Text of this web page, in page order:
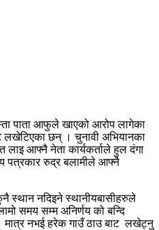
पाता आफुले खाएको आरोप लागेका
लखेटिएका छन् । चुनावी अभियानका
लाइ आफ्नै नेता कार्यकर्ताले हुल दंगा
रुद्र बलामीले आफ्नै
स्थान नदिइने स्थानीयबासीहरुले
समय सम्म अनिर्णय को बन्दि
मात्र नभई हरेक गाउँ ठाउ बाट लखेट्नु